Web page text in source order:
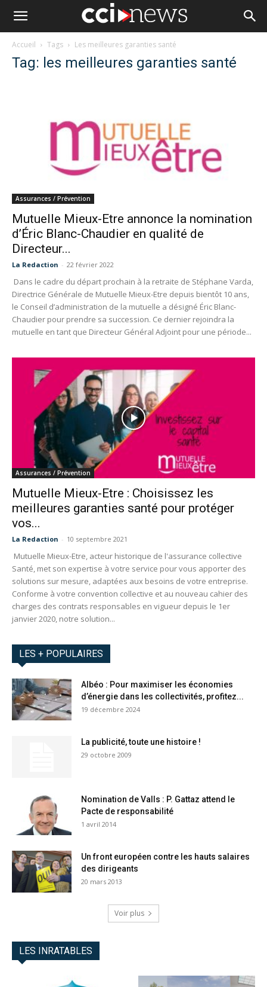
Accueil Tags Les meilleures garanties santé
Tag: les meilleures garanties santé
Assurances / Prévention
Mutuelle Mieux-Etre annonce la nomination
d’Éric Blanc-Chaudier en qualité de
Directeur...
La Redaction - 22 février 2022
Dans le cadre du départ prochain à la retraite de Stéphane Varda,
Directrice Générale de Mutuelle Mieux-Etre depuis bientôt 10 ans,
le Conseil d’administration de la mutuelle a désigné Éric Blanc-
Chaudier pour prendre sa succession. Ce dernier rejoindra la
mutuelle en tant que Directeur Général Adjoint pour une période...
Assurances / Prévention
Mutuelle Mieux-Etre : Choisissez les
meilleures garanties santé pour protéger
vos...
La Redaction - 10 septembre 2021
Mutuelle Mieux-Etre, acteur historique de l'assurance collective
Santé, met son expertise à votre service pour vous apporter des
solutions sur mesure, adaptées aux besoins de votre entreprise.
Conforme à votre convention collective et au nouveau cahier des
charges des contrats responsables en vigueur depuis le 1er
janvier 2020, notre solution...
LES + POPULAIRES
Albéo : Pour maximiser les économies
d’énergie dans les collectivités, profitez...
19 décembre 2024
La publicité, toute une histoire !
29 octobre 2009
Nomination de Valls : P. Gattaz attend le
Pacte de responsabilité
1 avril 2014
Un front européen contre les hauts salaires
des dirigeants
20 mars 2013
Voir plus
LES INRATABLES